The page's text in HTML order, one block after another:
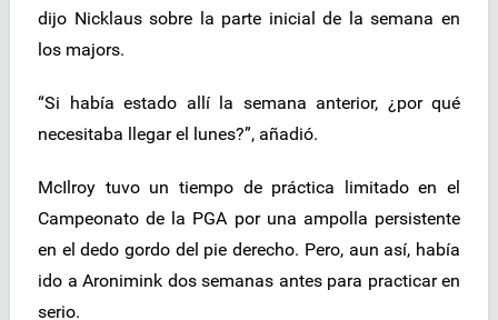
dijo Nicklaus sobre la parte inicial de la semana en
los majors.
“Si había estado allí la semana anterior, ¿por qué
necesitaba llegar el lunes?”, añadió.
McIlroy tuvo un tiempo de práctica limitado en el
Campeonato de la PGA por una ampolla persistente
en el dedo gordo del pie derecho. Pero, aun así, había
ido a Aronimink dos semanas antes para practicar en
serio.